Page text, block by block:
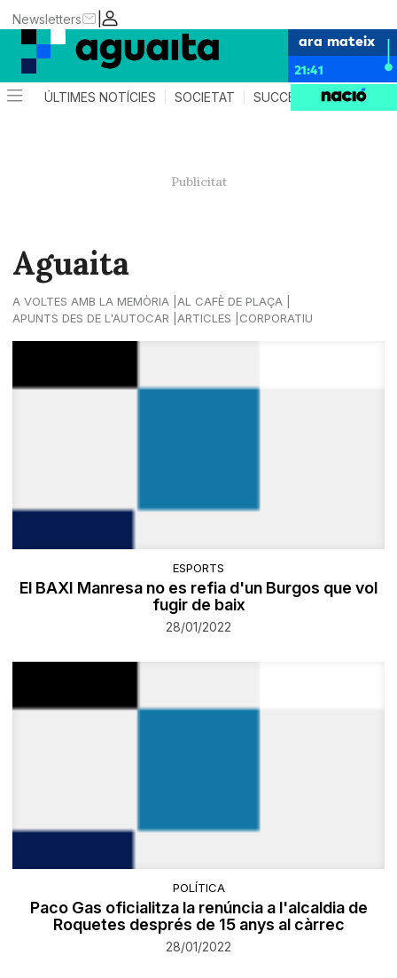
|
Newsletters
ara mateix
21:41
ÚLTIMES NOTÍCIES SOCIETAT SUCCESSOS AGENDA
Aguaita
A VOLTES AMB LA MEMÒRIA
AL CAFÈ DE PLAÇA
APUNTS DES DE L'AUTOCAR
ARTICLES CORPORATIU
ESPORTS
El BAXI Manresa no es refia d'un Burgos que vol
fugir de baix
28/01/2022
POLÍTICA
Paco Gas oficialitza la renúncia a l'alcaldia de
Roquetes després de 15 anys al càrrec
28/01/2022